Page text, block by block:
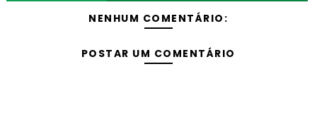
NENHUM COMENTÁRIO:
POSTAR UM COMENTÁRIO